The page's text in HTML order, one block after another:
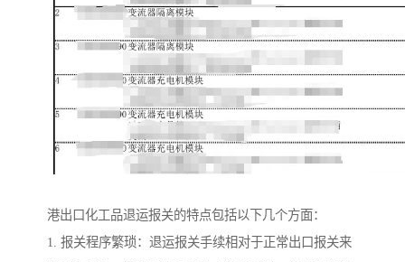
港出口化工品退运报关的特点包括以下几个方面：
1. 报关程序繁琐：退运报关手续相对于正常出口报关来